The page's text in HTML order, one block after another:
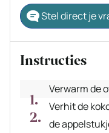
Stel direct je
Instructies
Verwarm de
Verhit de
de